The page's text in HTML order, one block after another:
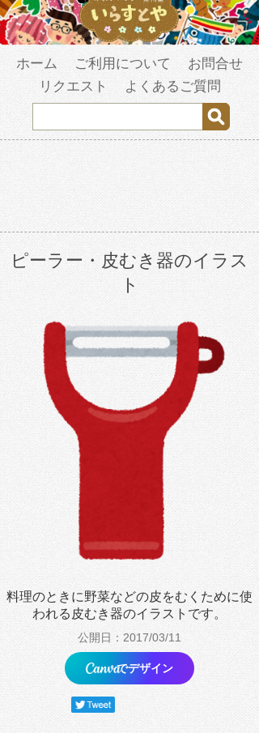
ホーム ご利用について
お問合せ
リクエスト
よくあるご質問
ピーラー・皮むき器のイラス
ト
料理のときに野菜などの皮をむくために使
われる皮むき器のイラストです。
公開日：2017/03/11
でデザイン